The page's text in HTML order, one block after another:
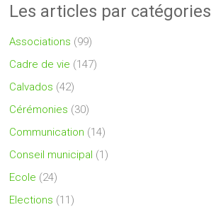
Les articles par catégories
Associations (99)
Cadre de vie (147)
Calvados (42)
Cérémonies (30)
Communication (14)
Conseil municipal (1)
Ecole (24)
Elections (11)